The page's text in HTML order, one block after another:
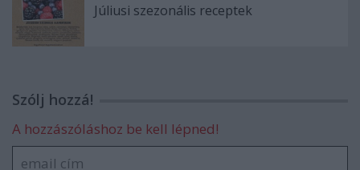
Júliusi szezonális receptek
Szólj hozzá!
A hozzászóláshoz be kell lépned!